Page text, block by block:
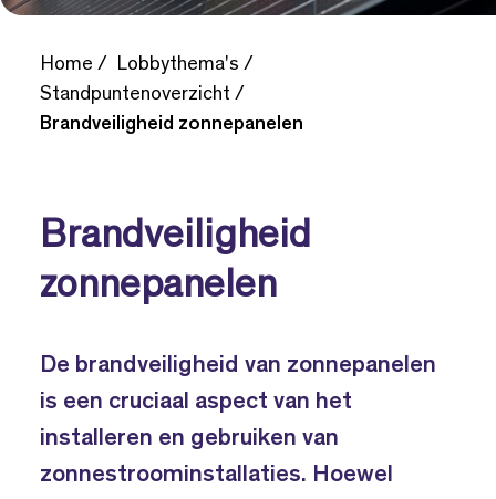
Home
Lobbythema's
Standpuntenoverzicht
Brandveiligheid zonnepanelen
Brandveiligheid
zonnepanelen
De brandveiligheid van zonnepanelen
is een cruciaal aspect van het
installeren en gebruiken van
zonnestroominstallaties. Hoewel